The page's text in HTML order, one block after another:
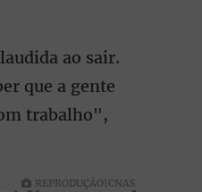
ao sair.
que a gente
trabalho",
REPRODUÇÃO|CNAS